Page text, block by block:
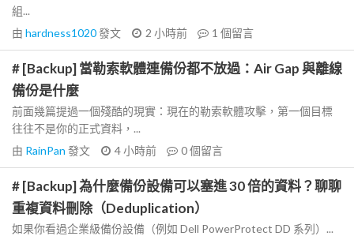
組...
由 hardness1020發文 2 小時前 1 個留言
# [Backup] 當勒索軟體連備份都不放過：Air Gap 與離線
備份是什麼
前面幾篇提過一個殘酷的現實：現在的勒索軟體攻擊，第一個目標
往往不是你的正式資料，...
由 RainPan 發文 4 小時前 0個留言
# [Backup] 為什麼備份設備可以塞進 30 倍的資料？聊聊
重複資料刪除（Deduplication）
如果你看過企業級備份設備（例如 Dell PowerProtect DD 系列）...